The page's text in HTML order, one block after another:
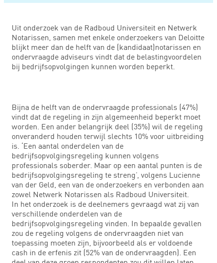
Uit onderzoek van de Radboud Universiteit en Netwerk
Notarissen, samen met enkele onderzoekers van Deloitte
blijkt meer dan de helft van de (kandidaat)notarissen en
ondervraagde adviseurs vindt dat de belastingvoordelen
bij bedrijfsopvolgingen kunnen worden beperkt.
Bijna de helft van de ondervraagde professionals (47%)
vindt dat de regeling in zijn algemeenheid beperkt moet
worden. Een ander belangrijk deel (35%) wil de regeling
onveranderd houden terwijl slechts 10% voor uitbreiding
is. ‘Een aantal onderdelen van de
bedrijfsopvolgingsregeling kunnen volgens
professionals soberder. Maar op een aantal punten is de
bedrijfsopvolgingsregeling te streng’, volgens Lucienne
van der Geld, een van de onderzoekers en verbonden aan
zowel Netwerk Notarissen als Radboud Universiteit.
In het onderzoek is de deelnemers gevraagd wat zij van
verschillende onderdelen van de
bedrijfsopvolgingsregeling vinden. In bepaalde gevallen
zou de regeling volgens de ondervraagden niet van
toepassing moeten zijn, bijvoorbeeld als er voldoende
cash in de erfenis zit (52% van de ondervraagden). Een